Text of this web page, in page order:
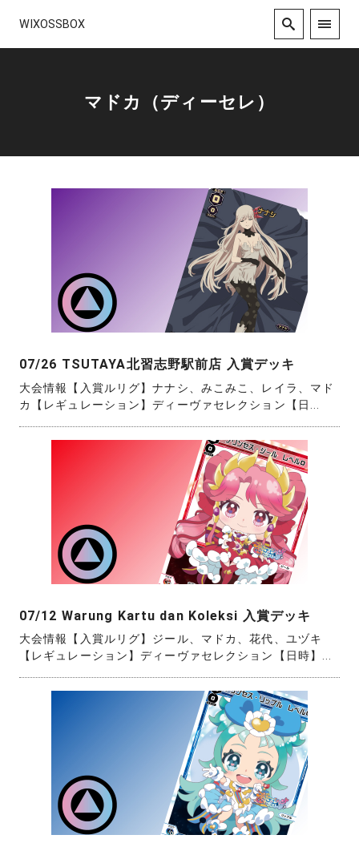
WIXOSSBOX
マドカ（ディーセレ）
07/26 TSUTAYA北習志野駅前店 入賞デッキ
大会情報【入賞ルリグ】ナナシ、みこみこ、レイラ、マド
カ【レギュレーション】ディーヴァセレクション【日...
07/12 Warung Kartu dan Koleksi 入賞デッキ
大会情報【入賞ルリグ】ジール、マドカ、花代、ユヅキ
【レギュレーション】ディーヴァセレクション【日時】...